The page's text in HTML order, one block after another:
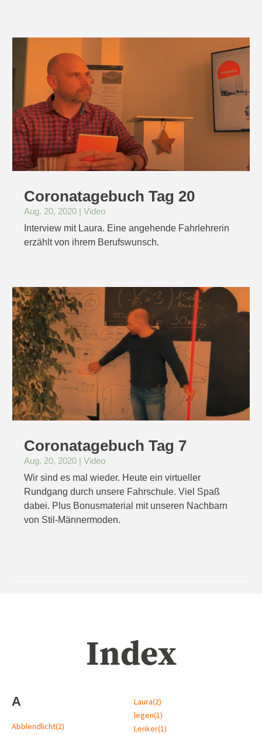
Coronatagebuch Tag 20
Aug. 20, 2020 |Video
Interview mit Laura. Eine angehende Fahrlehrerin
erzählt von ihrem Berufswunsch.
Coronatagebuch Tag 7
Aug. 20, 2020 |Video
Wir sind es mal wieder. Heute ein virtueller
Rundgang durch unsere Fahrschule. Viel Spaß
dabei. Plus Bonusmaterial mit unseren Nachbarn
von Stil-Männermoden.
Index
A
Abblendlicht(2)
Laura(2)
legen(1)
Lenker(1)